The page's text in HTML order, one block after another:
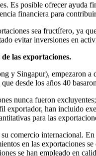
Es posible ofrecer ayuda
financiera para
sea fructífero, ya
evitar inversiones en
las exportaciones.
y Singapur), empezaron
desde los años 40
nunca fueron
exportador, han incluido
para las
comercio internacional.
en las exportaciones
se han empleado en